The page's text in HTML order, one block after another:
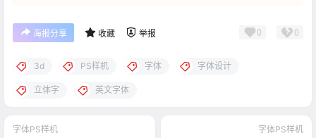
海报分享 收藏 举报 0 0
3d PS样机 字体 字体设计
立体字 英文字体
字体PS样机 字体PS样机